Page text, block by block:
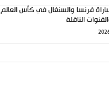
فرنسا والسنغال في كأس العالم